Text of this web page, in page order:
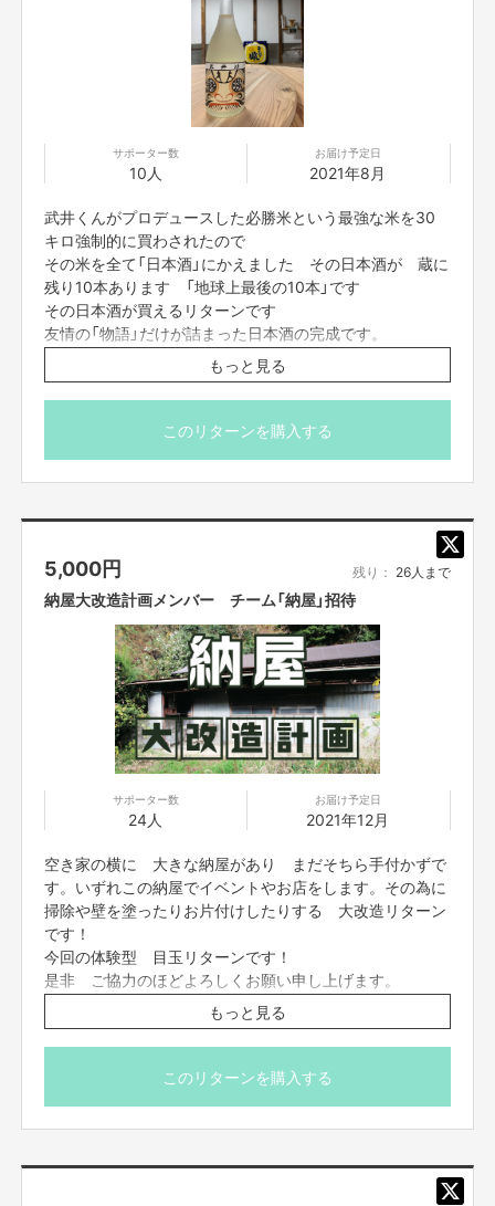
サポーター数
10人
お届け予定日
2021年8月
武井くんがプロデュースした必勝米という最強な米を30
キロ強制的に買わされたので
その米を全て「日本酒」にかえました その日本酒が 蔵に
残り10本あります 「地球上最後の10本」です
その日本酒が買えるリターンです
友情の「物語」だけが詰まった日本酒の完成です。
出来上がった 日本酒の味は 武井くんの強さより『優し
さ』が前面にでた 綺麗でシルクのような肌触りが舌の上
にひろがります。飲みやすい日本酒です。
日本酒スペック
精米歩合90
米 必勝米
酵母 701酵母（長野県の真澄から分離された酵母）
瓶サイズ 4合瓶（720ml）
もっと見る
このリターンを購入する
5,000円 残り： 26人まで
納屋大改造計画メンバー チーム「納屋」招待
サポーター数
24人
お届け予定日
2021年12月
空き家の横に 大きな納屋があり まだそちら手付かずで
す。いずれこの納屋でイベントやお店をします。その為に
掃除や壁を塗ったりお片付けしたりする 大改造リターン
です！
今回の体験型 目玉リターンです！
是非 ご協力のほどよろしくお願い申し上げます。
※購入者にLINEグループ「チーム納屋」ご招待
※有効期限2022年12月まで
もっと見る
このリターンを購入する